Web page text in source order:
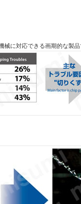
械に対応できる画期的な製